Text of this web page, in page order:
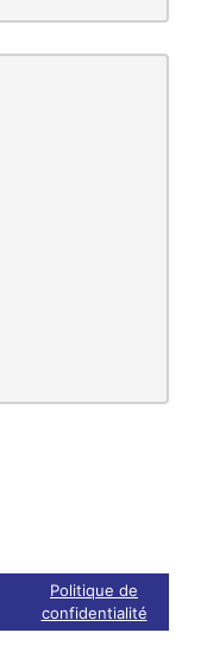
Politique de
confidentialité